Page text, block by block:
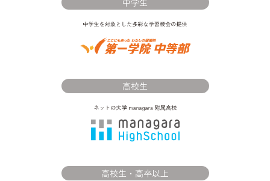
高校生
高校生・高卒以上